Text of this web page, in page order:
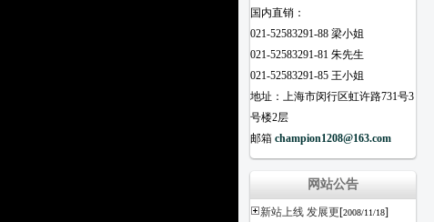
国内直销：
021-52583291-88 梁小姐
021-52583291-81 朱先生
021-52583291-85 王小姐
地址：上海市闵行区虹许路731号3
号楼2层
邮箱 champion1208@163.com
网站公告
新站上线 发展更[2008/11/18]